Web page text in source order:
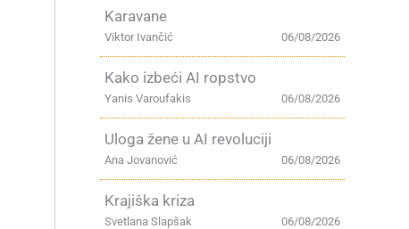
Karavane
06/08/2026
Viktor Ivančić
Kako izbeći AI ropstvo
06/08/2026
Yanis Varoufakis
Uloga žene u AI revoluciji
06/08/2026
Ana Jovanović
Krajiška kriza
06/08/2026
Svetlana Slapšak